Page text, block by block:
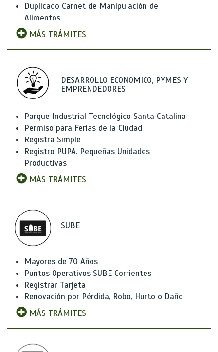
Duplicado Carnet de Manipulación de
Alimentos
MÁS TRÁMITES
DESARROLLO ECONOMICO, PYMES Y
EMPRENDEDORES
Parque Industrial Tecnológico Santa Catalina
Permiso para Ferias de la Ciudad
Registra Simple
Registro PUPA. Pequeñas Unidades
Productivas
MÁS TRÁMITES
SUBE
Mayores de 70 Años
Puntos Operativos SUBE Corrientes
Registrar Tarjeta
Renovación por Pérdida, Robo, Hurto o Daño
MÁS TRÁMITES